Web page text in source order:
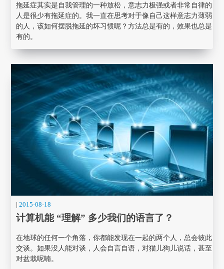
拖延症其实是自我管理的一种放松，意志力极强或者非常自律的
人是很少有拖延症的。我一直在思考对于像自己这样意志力薄弱
的人，该如何摆脱拖延的坏习惯呢？方法总是有的，效果也总是
有的。
|2015-08-18
计算机能 “理解” 多少我们的语言了？
在地球的任何一个角落，你都能发现在一起的两个人，总会彼此
交谈。如果没人能对谈，人会自言自语，对猫儿狗儿说话，甚至
对盆栽呢喃。